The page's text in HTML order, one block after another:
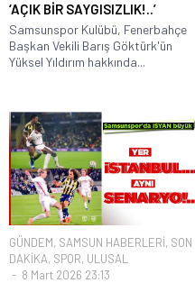
‘AÇIK BİR SAYGISIZLIK!..’
Samsunspor Kulübü, Fenerbahçe
Başkan Vekili Barış Göktürk'ün
Yüksel Yıldırım hakkında...
GÜNDEM, SAMSUN HABERLERİ, SON
DAKİKA, SPOR, ULUSAL
8 Mart 2026 23:13